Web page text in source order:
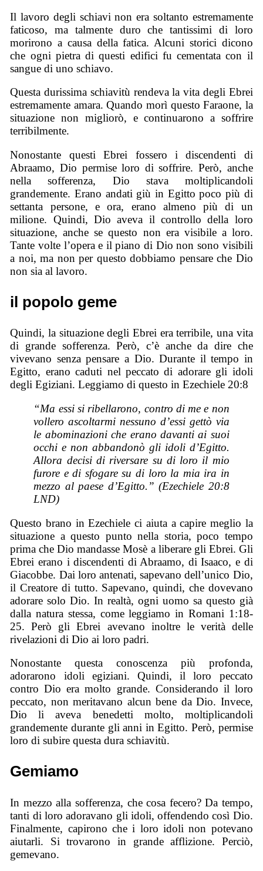
Il lavoro degli schiavi non era soltanto estremamente
faticoso, ma talmente duro che tantissimi di loro
morirono a causa della fatica. Alcuni storici dicono
che ogni pietra di questi edifici fu cementata con il
sangue di uno schiavo.
Questa durissima schiavitù rendeva la vita degli Ebrei
estremamente amara. Quando morì questo Faraone, la
situazione non migliorò, e continuarono a soffrire
terribilmente.
Nonostante questi Ebrei fossero i discendenti di
Abraamo, Dio permise loro di soffrire. Però, anche
nella sofferenza, Dio stava moltiplicandoli
grandemente. Erano andati giù in Egitto poco più di
settanta persone, e ora, erano almeno più di un
milione. Quindi, Dio aveva il controllo della loro
situazione, anche se questo non era visibile a loro.
Tante volte l’opera e il piano di Dio non sono visibili
a noi, ma non per questo dobbiamo pensare che Dio
non sia al lavoro.
il popolo geme
Quindi, la situazione degli Ebrei era terribile, una vita
di grande sofferenza. Però, c’è anche da dire che
vivevano senza pensare a Dio. Durante il tempo in
Egitto, erano caduti nel peccato di adorare gli idoli
degli Egiziani. Leggiamo di questo in Ezechiele 20:8
“Ma essi si ribellarono, contro di me e non
vollero ascoltarmi nessuno d’essi gettò via
le abominazioni che erano davanti ai suoi
occhi e non abbandonò gli idoli d’Egitto.
Allora decisi di riversare su di loro il mio
furore e di sfogare su di loro la mia ira in
mezzo al paese d’Egitto.” (Ezechiele 20:8
LND)
Questo brano in Ezechiele ci aiuta a capire meglio la
situazione a questo punto nella storia, poco tempo
prima che Dio mandasse Mosè a liberare gli Ebrei. Gli
Ebrei erano i discendenti di Abraamo, di Isaaco, e di
Giacobbe. Dai loro antenati, sapevano dell’unico Dio,
il Creatore di tutto. Sapevano, quindi, che dovevano
adorare solo Dio. In realtà, ogni uomo sa questo già
dalla natura stessa, come leggiamo in Romani 1:18-
25. Però gli Ebrei avevano inoltre le verità delle
rivelazioni di Dio ai loro padri.
Nonostante questa conoscenza più profonda,
adorarono idoli egiziani. Quindi, il loro peccato
contro Dio era molto grande. Considerando il loro
peccato, non meritavano alcun bene da Dio. Invece,
Dio li aveva benedetti molto, moltiplicandoli
grandemente durante gli anni in Egitto. Però, permise
loro di subire questa dura schiavitù.
Gemiamo
In mezzo alla sofferenza, che cosa fecero? Da tempo,
tanti di loro adoravano gli idoli, offendendo così Dio.
Finalmente, capirono che i loro idoli non potevano
aiutarli. Si trovarono in grande afflizione. Perciò,
gemevano.